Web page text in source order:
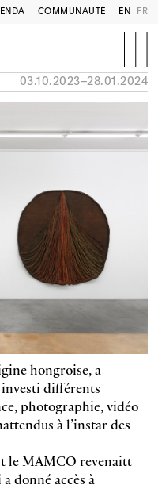
COMMUNAUTÉ EN FR
03.10.2023–28.01.2024
hongroise, a
différents
photographie, vidéo
à l’instar des
le MAMCO revenaitt
donné accès à